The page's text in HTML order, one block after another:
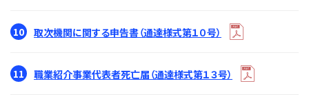
10 取次機関に関する申告書（通達様式第１０号）
11 職業紹介事業代表者死亡届（通達様式第１３号）